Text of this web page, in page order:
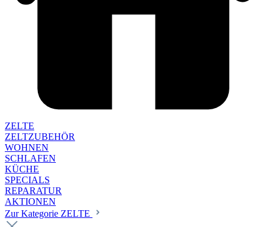
ZELTE
ZELTZUBEHÖR
WOHNEN
SCHLAFEN
KÜCHE
SPECIALS
REPARATUR
AKTIONEN
Zur Kategorie ZELTE